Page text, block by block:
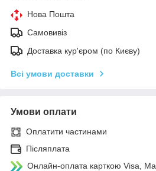
Нова Пошта
Самовивіз
Доставка кур'єром (по Києву)
Всі умови доставки
Умови оплати
Оплатити частинами
Післяплата
Онлайн-оплата карткою Visa,